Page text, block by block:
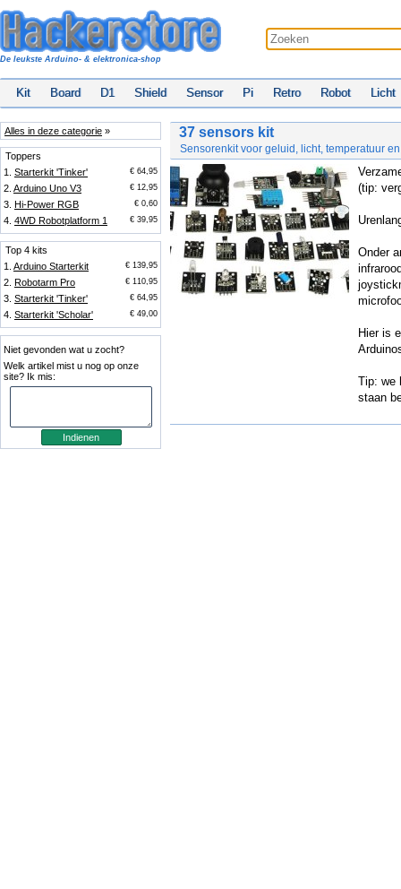
De leukste Arduino- & elektronica-shop
Kit Board D1 Shield Sensor Pi Retro Robot Licht
Alles in deze categorie »
Toppers
1. Starterkit 'Tinker' € 64,95
2. Arduino Uno V3 € 12,95
3. Hi-Power RGB € 0,60
4. 4WD Robotplatform 1 € 39,95
Top 4 kits
1. Arduino Starterkit € 139,95
2. Robotarm Pro € 110,95
3. Starterkit 'Tinker' € 64,95
4. Starterkit 'Scholar' € 49,00
Niet gevonden wat u zocht?
Welk artikel mist u nog op onze
site? Ik mis:
37 sensors kit
Sensorenkit voor geluid, licht, temperatuur
(tip:
Onder
Hier is
Tip: we
staan